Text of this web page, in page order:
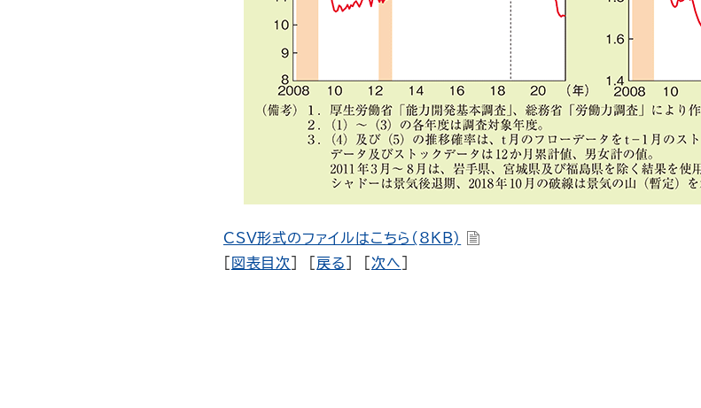
CSV形式のファイルはこちら(8KB)
図表目次 戻る ] [次へ